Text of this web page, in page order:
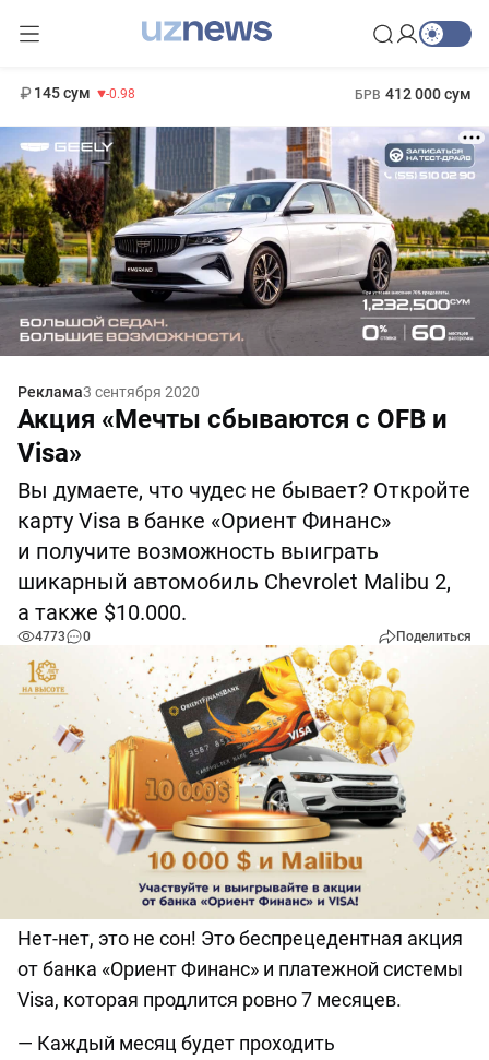
145 сум -0.98 БРВ 412 000 сум
Реклама3 сентября 2020
Акция «Мечты сбываются с OFB и
Visa»
Вы думаете, что чудес не бывает? Откройте
карту Visa в банке «Ориент Финанс»
и получите возможность выиграть
шикарный автомобиль Chevrolet Malibu 2,
а также $10.000.
4773 0 Поделиться
Нет-нет, это не сон! Это беспрецедентная акция
от банка «Ориент Финанс» и платежной системы
Visa, которая продлится ровно 7 месяцев.
— Каждый месяц будет проходить